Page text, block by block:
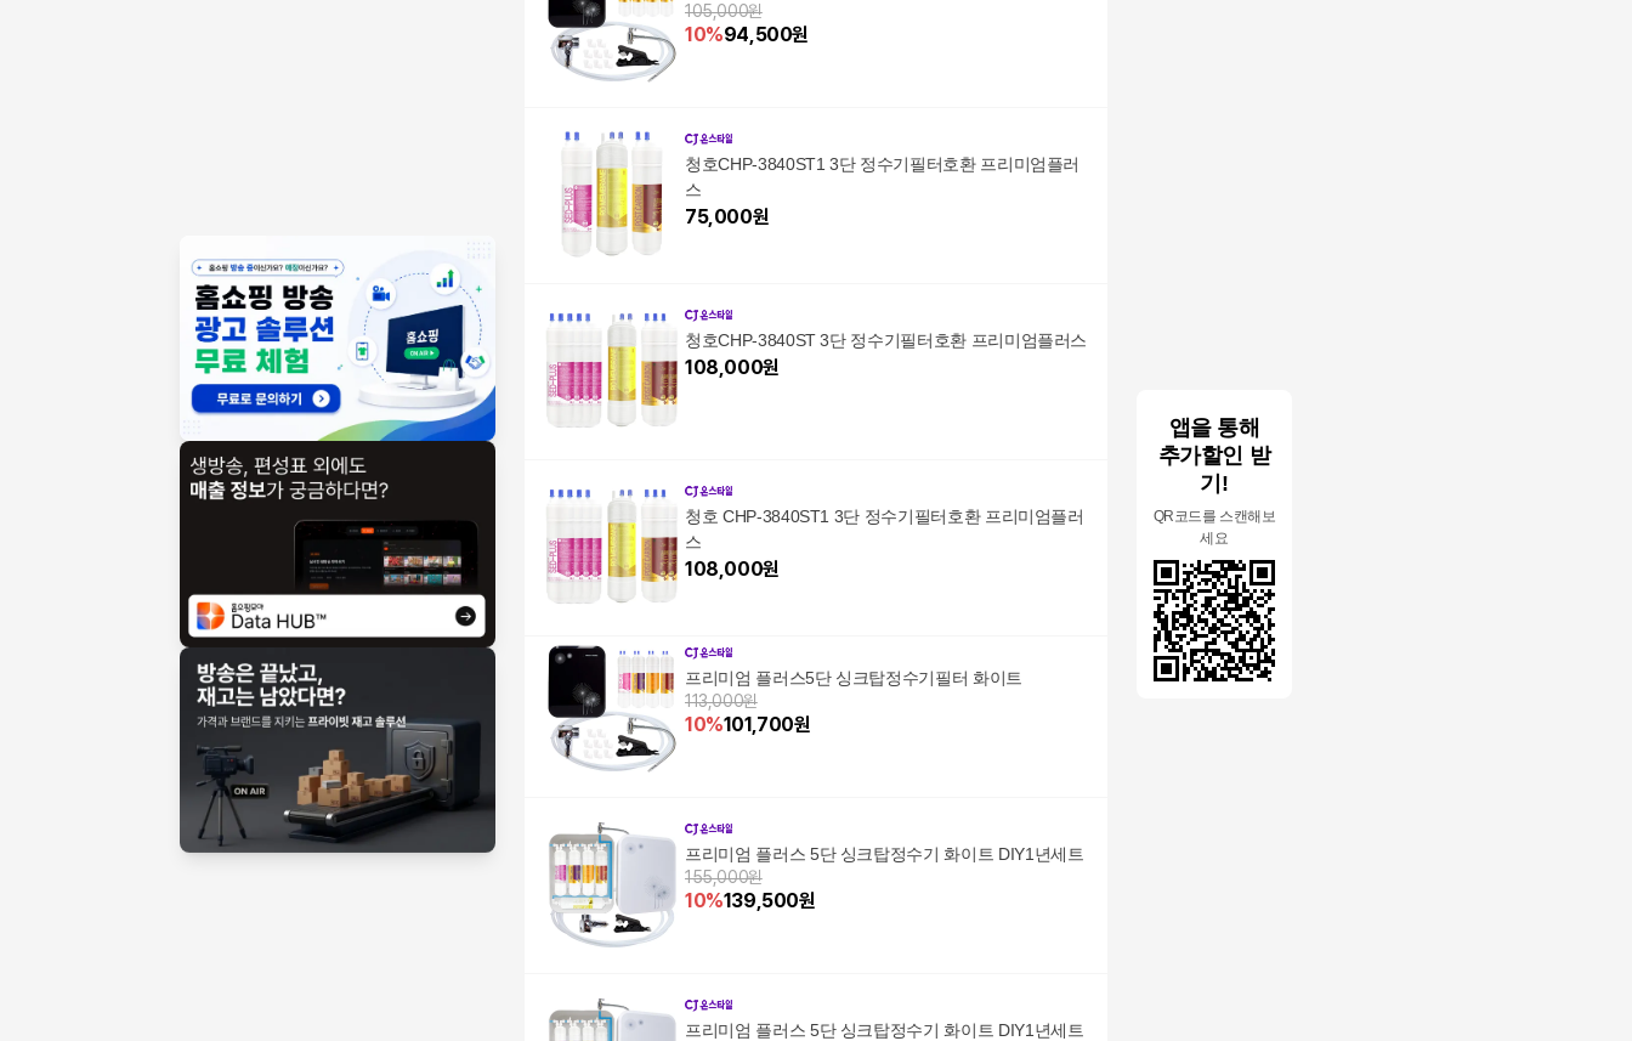
앱을 통해
추가할인 받
기!
QR코드를 스캔해보
세요
105,000원
10%94,500원
청호CHP-3840ST1 3단 정수기필터호환 프리미엄플러
스
75,000원
청호CHP-3840ST 3단 정수기필터호환 프리미엄플러스
108,000원
청호 CHP-3840ST1 3단 정수기필터호환 프리미엄플러
스
108,000원
프리미엄 플러스5단 싱크탑정수기필터 화이트
113,000원
10%101,700원
프리미엄 플러스 5단 싱크탑정수기 화이트 DIY1년세트
155,000원
10%139,500원
프리미엄 플러스 5단 싱크탑정수기 화이트 DIY1년세트